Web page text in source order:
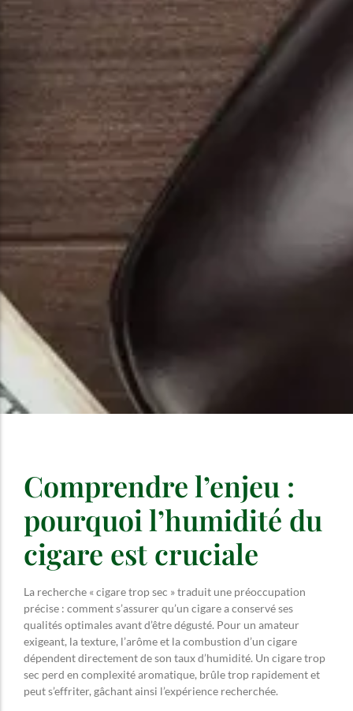
Comprendre l’enjeu :
pourquoi l’humidité du
cigare est cruciale
La recherche « cigare trop sec » traduit une préoccupation
précise : comment s’assurer qu’un cigare a conservé ses
qualités optimales avant d’être dégusté. Pour un amateur
exigeant, la texture, l’arôme et la combustion d’un cigare
dépendent directement de son taux d’humidité. Un cigare trop
sec perd en complexité aromatique, brûle trop rapidement et
peut s’effriter, gâchant ainsi l’expérience recherchée.